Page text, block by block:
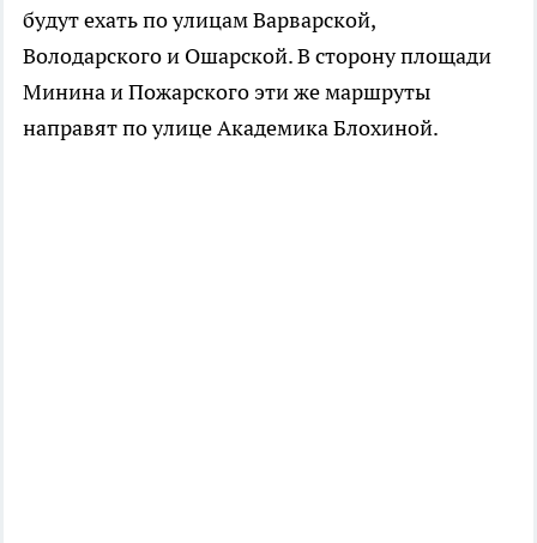
будут ехать по улицам Варварской,
Володарского и Ошарской. В сторону площади
Минина и Пожарского эти же маршруты
направят по улице Академика Блохиной.